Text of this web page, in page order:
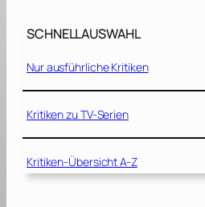
i
n
s
t
r
e
SCHNELLAUSWAHL
Nur ausführliche Kritiken
Kritiken zu TV-Serien
Kritiken-Übersicht A-Z